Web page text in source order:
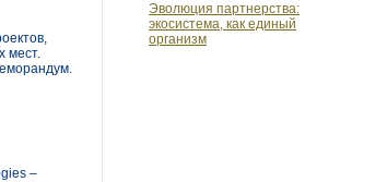
Эволюция партнерства:
экосистема, как единый
организм
мест.
–